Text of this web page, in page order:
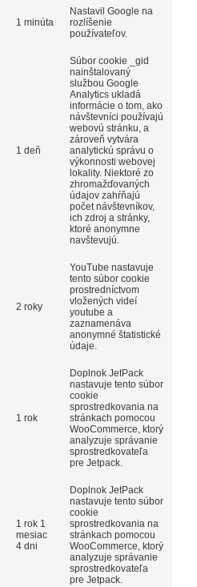
1 minúta
Nastavil Google na
rozlíšenie
používateľov.
1 deň
Súbor cookie _gid
nainštalovaný
službou Google
Analytics ukladá
informácie o tom, ako
návštevníci používajú
webovú stránku, a
zároveň vytvára
analytickú správu o
výkonnosti webovej
lokality. Niektoré zo
zhromažďovaných
údajov zahŕňajú
počet návštevníkov,
ich zdroj a stránky,
ktoré anonymne
navštevujú.
2 roky
YouTube nastavuje
tento súbor cookie
prostredníctvom
vložených videí
youtube a
zaznamenáva
anonymné štatistické
údaje.
1 rok
Doplnok JetPack
nastavuje tento súbor
cookie
sprostredkovania na
stránkach pomocou
WooCommerce, ktorý
analyzuje správanie
sprostredkovateľa
pre Jetpack.
1 rok 1
mesiac
4 dni
Doplnok JetPack
nastavuje tento súbor
cookie
sprostredkovania na
stránkach pomocou
WooCommerce, ktorý
analyzuje správanie
sprostredkovateľa
pre Jetpack.